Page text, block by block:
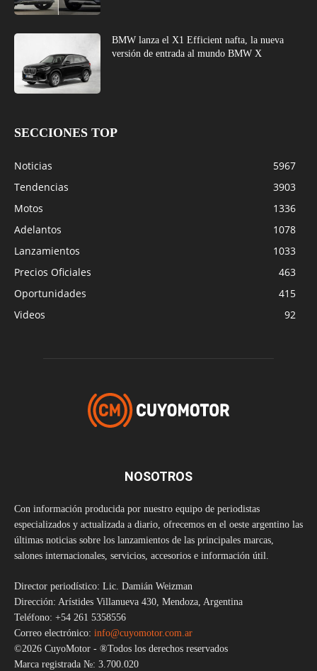
BMW lanza el X1 Efficient nafta, la nueva
versión de entrada al mundo BMW X
SECCIONES TOP
Noticias
5967
Tendencias
3903
Motos
1336
Adelantos
1078
Lanzamientos
1033
Precios Oficiales
463
Oportunidades
415
Videos
92
NOSOTROS
Con información producida por nuestro equipo de periodistas
especializados y actualizada a diario, ofrecemos en el oeste argentino las
últimas noticias sobre los lanzamientos de las principales marcas,
salones internacionales, servicios, accesorios e información útil.
Director periodístico: Lic. Damián Weizman
Dirección: Arístides Villanueva 430, Mendoza, Argentina
Teléfono: +54 261 5358556
Correo electrónico: info@cuyomotor.com.ar
©2026 CuyoMotor - ®Todos los derechos reservados
Marca registrada №: 3.700.020